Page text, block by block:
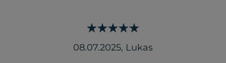
08.07.2025, Lukas